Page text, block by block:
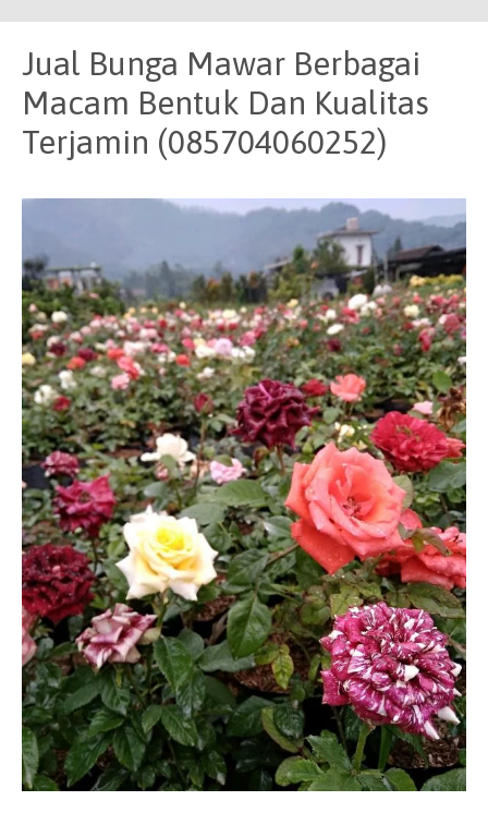
Jual Bunga Mawar Berbagai
Macam Bentuk Dan Kualitas
Terjamin (085704060252)